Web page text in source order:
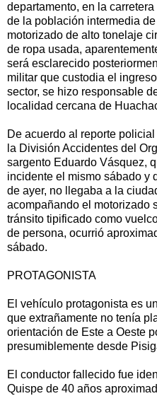
departamento, en la
de la población intermedia
motorizado de alto tonelaje
de ropa usada,
será esclarecido
militar que custodia el
sector, se hizo responsable
localidad cercana de
De acuerdo al reporte
la División Accidentes del
sargento Eduardo Vásquez,
incidente el mismo sábado y
de ayer, no llegaba a la
acompañando el motorizado
tránsito tipificado como
de persona, ocurrió
sábado.
PROTAGONISTA
El vehículo protagonista es
que extrañamente no tenía
orientación de Este a Oeste
presumiblemente desde
El conductor fallecido fue
Quispe de 40 años